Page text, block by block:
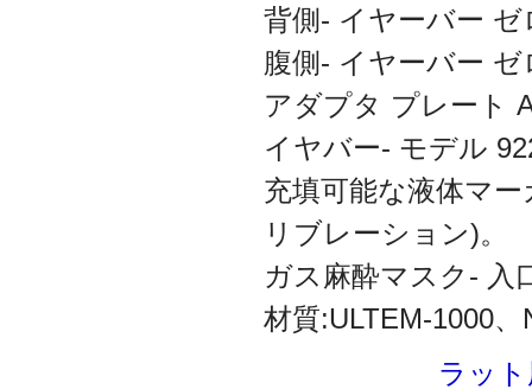
背側- イヤーバー
腹側- イヤーバー
アダプタ プレート
イヤバー- モデル
充填可能な液体マ
リブレーション)。
ガス麻酔マスク- 入
材質:ULTEM-1000
ラッ